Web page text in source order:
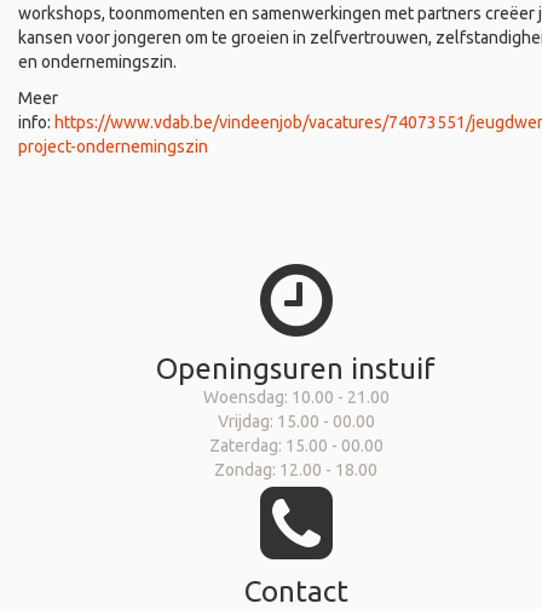
workshops, toonmomenten en samenwerkingen met partners creëer
kansen voor jongeren om te groeien in zelfvertrouwen,
en ondernemingszin.
Meer
info: https://www.vdab.be/vindeenjob/vacatures/74073551/
project-ondernemingszin
Openingsuren instuif
Woensdag: 10.00 - 21.00
Vrijdag: 15.00 - 00.00
Zaterdag: 15.00 - 00.00
Zondag: 12.00 - 18.00
Contact